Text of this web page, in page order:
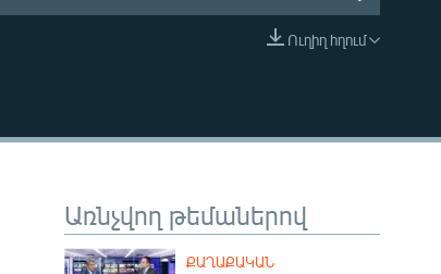
EMBED
Ուղիղ հղում
Առնչվող թեմաներով
ՔԱՂԱՔԱԿԱՆ